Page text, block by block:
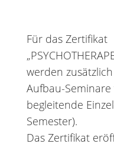
Für das Zertifikat
werden
Aufbau-
begleitende
Semester).
Das Zertifikat